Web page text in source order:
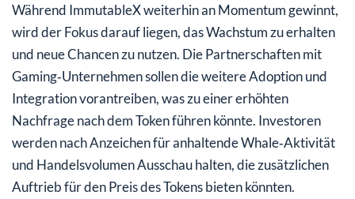
Während ImmutableX weiterhin an Momentum gewinnt,
wird der Fokus darauf liegen, das Wachstum zu erhalten
und neue Chancen zu nutzen. Die Partnerschaften mit
Gaming‑Unternehmen sollen die weitere Adoption und
Integration vorantreiben, was zu einer erhöhten
Nachfrage nach dem Token führen könnte. Investoren
werden nach Anzeichen für anhaltende Whale‑Aktivität
und Handelsvolumen Ausschau halten, die zusätzlichen
Auftrieb für den Preis des Tokens bieten könnten.